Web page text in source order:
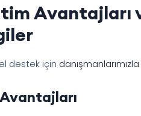
destek için